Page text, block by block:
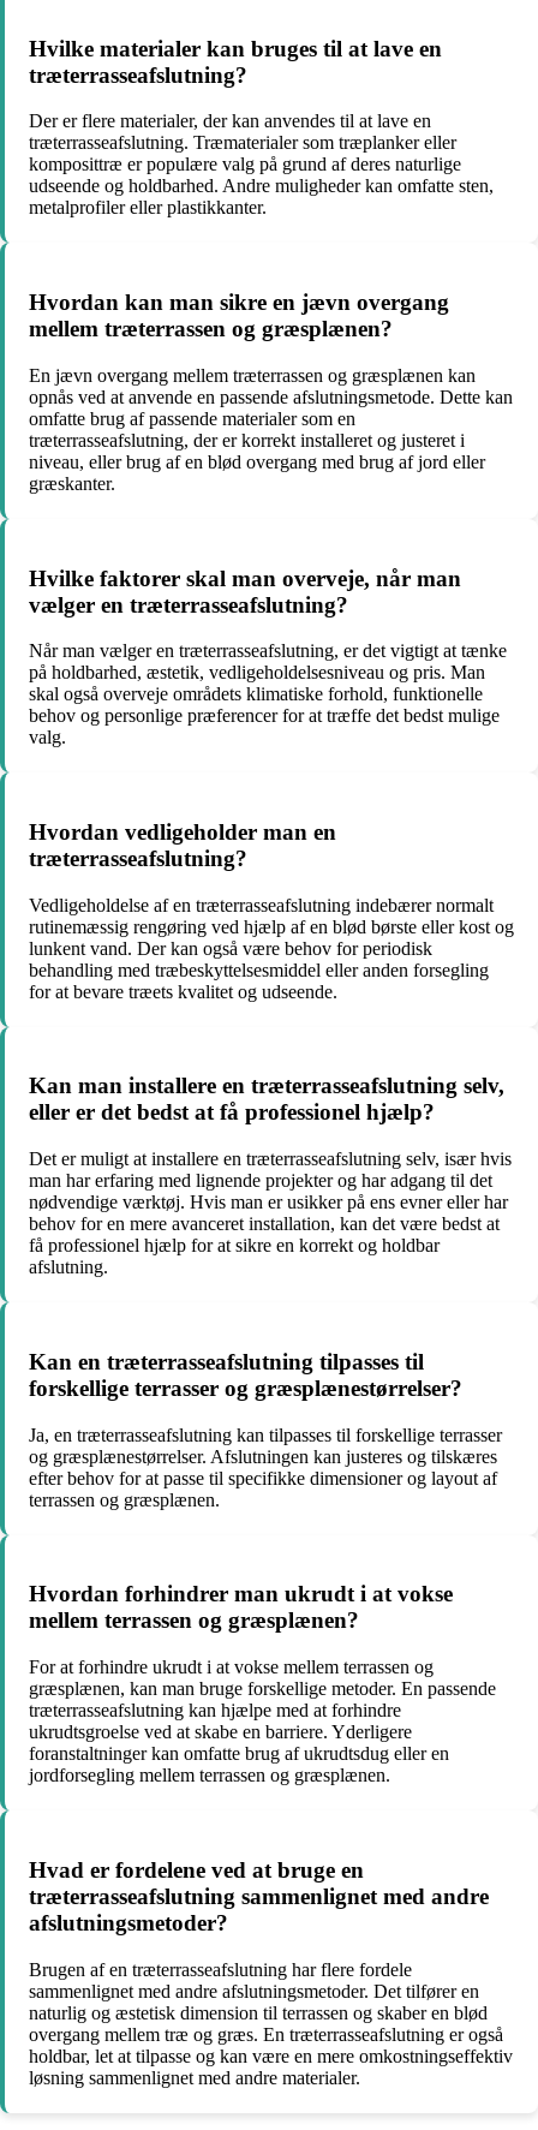
Hvilke materialer kan bruges til at lave en
træterrasseafslutning?
Der er flere materialer, der kan anvendes til at lave en
træterrasseafslutning. Træmaterialer som træplanker eller
komposittræ er populære valg på grund af deres naturlige
udseende og holdbarhed. Andre muligheder kan omfatte sten,
metalprofiler eller plastikkanter.
Hvordan kan man sikre en jævn overgang
mellem træterrassen og græsplænen?
En jævn overgang mellem træterrassen og græsplænen kan
opnås ved at anvende en passende afslutningsmetode. Dette kan
omfatte brug af passende materialer som en
træterrasseafslutning, der er korrekt installeret og justeret i
niveau, eller brug af en blød overgang med brug af jord eller
græskanter.
Hvilke faktorer skal man overveje, når man
vælger en træterrasseafslutning?
Når man vælger en træterrasseafslutning, er det vigtigt at tænke
på holdbarhed, æstetik, vedligeholdelsesniveau og pris. Man
skal også overveje områdets klimatiske forhold, funktionelle
behov og personlige præferencer for at træffe det bedst mulige
valg.
Hvordan vedligeholder man en
træterrasseafslutning?
Vedligeholdelse af en træterrasseafslutning indebærer normalt
rutinemæssig rengøring ved hjælp af en blød børste eller kost og
lunkent vand. Der kan også være behov for periodisk
behandling med træbeskyttelsesmiddel eller anden forsegling
for at bevare træets kvalitet og udseende.
Kan man installere en træterrasseafslutning selv,
eller er det bedst at få professionel hjælp?
Det er muligt at installere en træterrasseafslutning selv, især hvis
man har erfaring med lignende projekter og har adgang til det
nødvendige værktøj. Hvis man er usikker på ens evner eller har
behov for en mere avanceret installation, kan det være bedst at
få professionel hjælp for at sikre en korrekt og holdbar
afslutning.
Kan en træterrasseafslutning tilpasses til
forskellige terrasser og græsplænestørrelser?
Ja, en træterrasseafslutning kan tilpasses til forskellige terrasser
og græsplænestørrelser. Afslutningen kan justeres og tilskæres
efter behov for at passe til specifikke dimensioner og layout af
terrassen og græsplænen.
Hvordan forhindrer man ukrudt i at vokse
mellem terrassen og græsplænen?
For at forhindre ukrudt i at vokse mellem terrassen og
græsplænen, kan man bruge forskellige metoder. En passende
træterrasseafslutning kan hjælpe med at forhindre
ukrudtsgroelse ved at skabe en barriere. Yderligere
foranstaltninger kan omfatte brug af ukrudtsdug eller en
jordforsegling mellem terrassen og græsplænen.
Hvad er fordelene ved at bruge en
træterrasseafslutning sammenlignet med andre
afslutningsmetoder?
Brugen af en træterrasseafslutning har flere fordele
sammenlignet med andre afslutningsmetoder. Det tilfører en
naturlig og æstetisk dimension til terrassen og skaber en blød
overgang mellem træ og græs. En træterrasseafslutning er også
holdbar, let at tilpasse og kan være en mere omkostningseffektiv
løsning sammenlignet med andre materialer.